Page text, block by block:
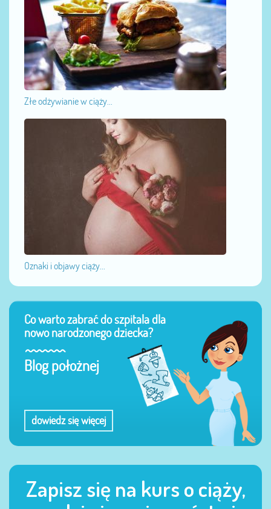
Złe odżywianie w ciąży...
Oznaki i objawy ciąży...
Co warto zabrać do szpitala dla
nowo narodzonego dziecka?
Blog położnej
dowiedz się więcej
Zapisz się na kurs o ciąży,